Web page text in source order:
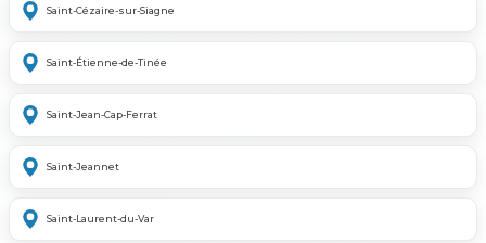
Saint-Cézaire-sur-Siagne
Saint-Étienne-de-Tinée
Saint-Jean-Cap-Ferrat
Saint-Jeannet
Saint-Laurent-du-Var